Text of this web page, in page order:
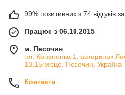
99% позитивних з 74 відгуків за
Працює з 06.10.2015
м. Песочин
пл. Кононенка 1, авторинок
13,15 місце, Песочин, Україна
Контакти